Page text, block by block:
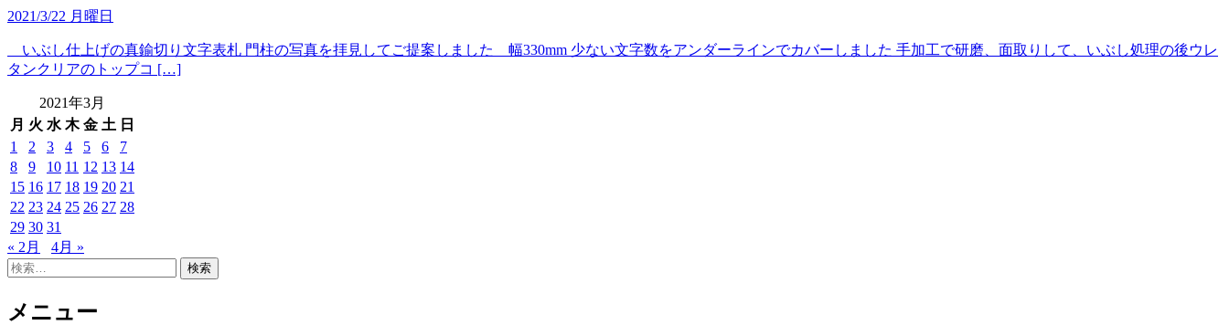
2021/3/22 月曜日
いぶし仕上げの真鍮切り文字表札 門柱の写真を拝見してご提案しました 幅330mm 少ない文字数をアンダーラインでカバーしました 手加工で研磨、面取りして、いぶし処理の後ウレ
タンクリアのトップコ […]
2021年3月
月 火 水 木 金 土 日
1
2 3 4 5 6
7
8
9 10 11 12 13 14
15 16 17 18 19 20 21
22 23 24 25 26 27 28
29 30 31
« 2月
4月 »
検
メニュー